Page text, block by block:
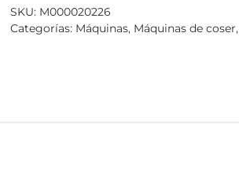
SKU: M000020226
Categorías: Máquinas, Máquinas de coser,